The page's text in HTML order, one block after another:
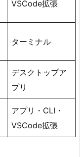
VSCode拡張
ターミナル
デスクトップア
プリ
アプリ・CLI・
VSCode拡張